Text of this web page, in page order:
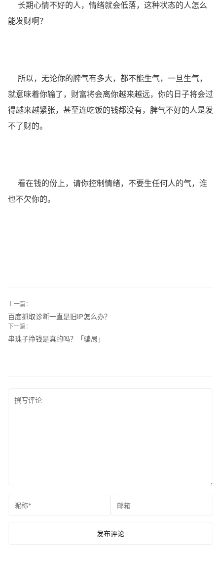
长期心情不好的人，情绪就会低落，这种状态的人怎么
能发财啊？
所以，无论你的脾气有多大，都不能生气，一旦生气，
就意味着你输了，财富将会离你越来越远，你的日子将会过
得越来越紧张，甚至连吃饭的钱都没有，脾气不好的人是发
不了财的。
看在钱的份上，请你控制情绪，不要生任何人的气，谁
也不欠你的。
上一篇：
百度抓取诊断一直是旧IP怎么办？
下一篇：
串珠子挣钱是真的吗？「骗局」